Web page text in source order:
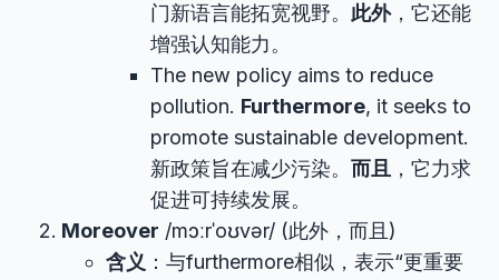
门新语言能拓宽视野。 此外，它还能
增强认知能力。
The new policy aims to reduce
pollution. Furthermore, it seeks to
promote sustainable development.
新政策旨在减少污染。 而且
，它力求
促进可持续发展。
Moreover /mɔːrˈoʊvər/ (此外，而且)
含义 ：与furthermore相似，表示“更重要